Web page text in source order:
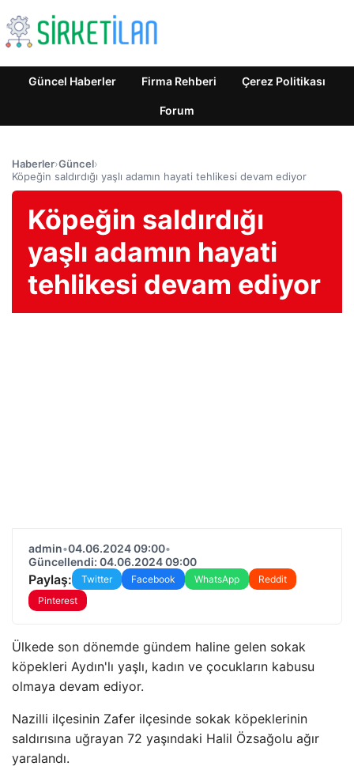
Güncel Haberler Firma Rehberi Çerez Politikası
Forum
Haberler›Güncel›
Köpeğin saldırdığı yaşlı adamın hayati tehlikesi devam ediyor
Köpeğin saldırdığı
yaşlı adamın hayati
tehlikesi devam ediyor
admin•04.06.2024 09:00•
Güncellendi: 04.06.2024 09:00
Paylaş: Twitter Facebook WhatsApp
Reddit
Pinterest
Ülkede son dönemde gündem haline gelen sokak
köpekleri Aydın'lı yaşlı, kadın ve çocukların kabusu
olmaya devam ediyor.
Nazilli ilçesinin Zafer ilçesinde sokak köpeklerinin
saldırısına uğrayan 72 yaşındaki Halil Özsağolu ağır
yaralandı.